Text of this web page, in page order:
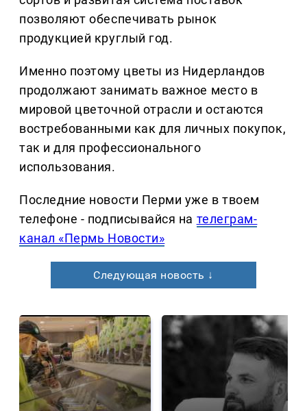
позволяют обеспечивать рынок
продукцией круглый год.
Именно поэтому цветы из Нидерландов
продолжают занимать важное место в
мировой цветочной отрасли и остаются
востребованными как для личных покупок,
так и для профессионального
использования.
Последние новости Перми уже в твоем
телефоне - подписывайся на телеграм-
канал «Пермь Новости»
Следующая новость ↓